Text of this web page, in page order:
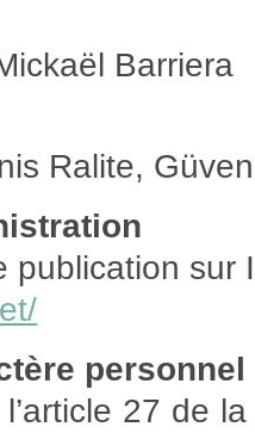
Barriera
Ralite,
publication
personnel
27 de